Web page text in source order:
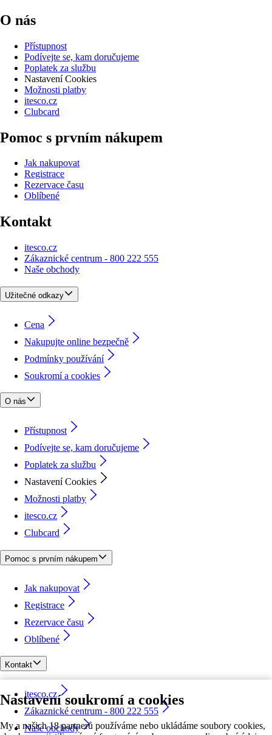
Nastavení soukromí a cookies
My a našich 18 partnerů používáme nebo ukládáme soubory cookies,
O nás
Přístupnost
Podívejte se, kam doručujeme
Poplatek za službu
Nastavení Cookies
Možnosti platby
itesco.cz
Clubcard
Pomoc s prvním nákupem
Jak nakupovat
Registrace
Rezervace času
Oblíbené
Kontakt
itesco.cz
Zákaznické centrum - 800 222 555
Naše obchody
Užitečné odkazy
Cena
Nakupujte online bezpečně
Podmínky používání
Soukromí a cookies
O nás
Přístupnost
Podívejte se, kam doručujeme
Poplatek za službu
Nastavení Cookies
Možnosti platby
itesco.cz
Clubcard
Pomoc s prvním nákupem
Jak nakupovat
Registrace
Rezervace času
Oblíbené
Kontakt
itesco.cz
Zákaznické centrum - 800 222 555
Naše obchody